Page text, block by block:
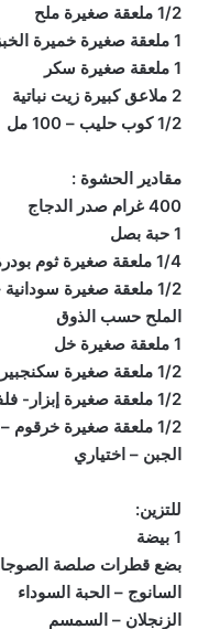
1/2 ملعقة صغيرة ملح
1 ملعقة صغيرة خميرة الخبز
1 ملعقة صغيرة سكر
2 ملاعق كبيرة زيت نباتية
1/2 كوب حليب – 100 مل
مقادير الحشوة :
400 غرام صدر الدجاج
1 حبة بصل
1/4 ملعقة صغيرة ثوم بودرة
1/2 ملعقة صغيرة سودانية – فلفل حار
الملح حسب الذوق
1 ملعقة صغيرة خل
1/2 ملعقة صغيرة سكنجبير – زنجبيل
1/2 ملعقة صغيرة إبزار- فلفل أسود
1/2 ملعقة صغيرة خرقوم – كركم
الجبن – اختياري
للتزين:
1 بيضة
بضع قطرات صلصة الصوجا
السانوج – الحبة السوداء
الزنجلان – السمسم